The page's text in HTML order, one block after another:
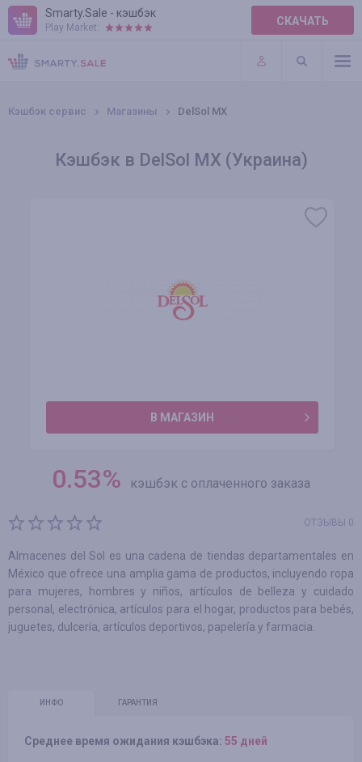
Smarty.Sale - кэшбэк
Play Market: СКАЧАТЬ
ПРАВИЛА
ПЛАГИНЫ
Кэшбэк сервис Магазины DelSol MX
Кэшбэк в DelSol MX (Украина)
В МАГАЗИН
0.53% кэшбэк с оплаченного заказа
ОТЗЫВЫ 0
Almacenes del Sol es una cadena de tiendas departamentales en
México que ofrece una amplia gama de productos, incluyendo ropa
para mujeres, hombres y niños, artículos de belleza y cuidado
personal, electrónica, artículos para el hogar, productos para bebés,
juguetes, dulcería, artículos deportivos, papelería y farmacia.
ИНФО ГАРАНТИЯ
Среднее время ожидания кэшбэка: 55 дней